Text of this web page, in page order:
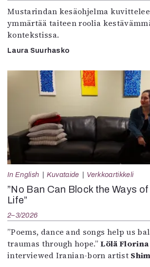
Mustarindan kesäohjelma
ymmärtää taiteen roolia
kontekstissa.
Laura Suurhasko
In English Kuvataide Verkkoartikkeli
”No Ban Can Block the Ways
Life”
2–3/2026
”Poems, dance and songs help us
traumas through hope.”Lölä
interviewed Iranian-born artist